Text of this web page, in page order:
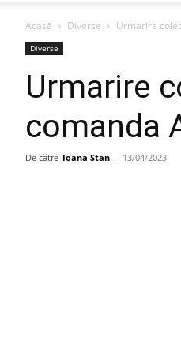
Acasă Diverse Urmarire
Diverse
Urmarire
comanda
De către Ioana Stan - 13/04/2023